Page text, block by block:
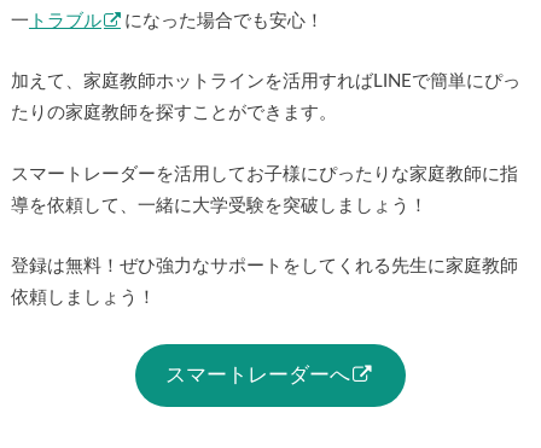
一 トラブル になった場合でも安心！
加えて、家庭教師ホットラインを活用すればLINEで簡単にぴっ
たりの家庭教師を探すことができます。
スマートレーダーを活用してお子様にぴったりな家庭教師に指
導を依頼して、一緒に大学受験を突破しましょう！
登録は無料！ぜひ強力なサポートをしてくれる先生に家庭教師
依頼しましょう！
スマートレーダーへ